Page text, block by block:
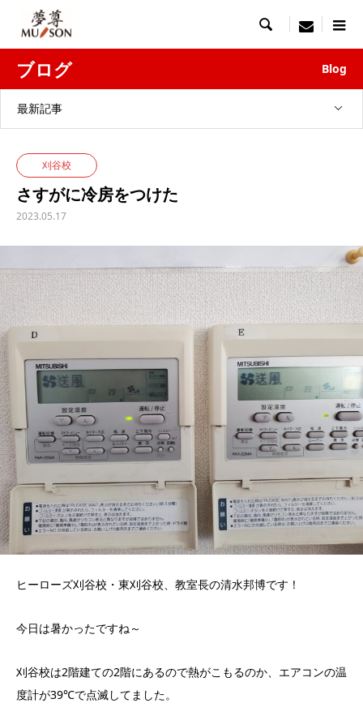
 menu
ブログ Blog
最新記事
刈谷校
さすがに冷房をつけた
2023.05.17
ヒーローズ刈谷校・東刈谷校、教室長の清水邦博です！
今日は暑かったですね～
刈谷校は2階建ての2階にあるので熱がこもるのか、エアコンの温
度計が39℃で点滅してました。